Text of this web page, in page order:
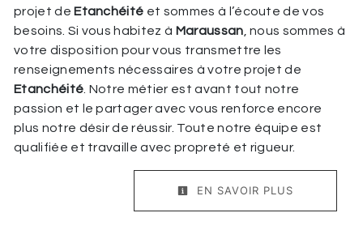
projet de Etanchéité et sommes à l’écoute de vos
besoins. Si vous habitez à Maraussan, nous sommes à
votre disposition pour vous transmettre les
renseignements nécessaires à votre projet de
Etanchéité. Notre métier est avant tout notre
passion et le partager avec vous renforce encore
plus notre désir de réussir. Toute notre équipe est
qualifiée et travaille avec propreté et rigueur.
EN SAVOIR PLUS